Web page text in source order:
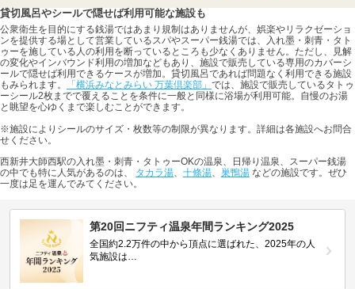
貸切風呂やシールで隠せば利用可能な施設も
公衆衛生を目的にする銭湯ではあまり規制はありませんが、娯楽やリラクゼーショ
ンを提供する場として営業しているスパやスーパー銭湯では、入れ墨・刺青・タト
ゥーを施している人の利用を断っているところも少なくありません。ただし、見解
の変化やインバウンド利用の増加などもあり、施設で販売している専用のカバーシ
ールで隠せば利用できるケースが増加。貸切風呂であれば問題なく利用できる施設
もみられます。
「横浜みなとみらい 万葉倶楽部」 では、施設で販売しているタトゥ
ーシール2枚までで覆えることを条件に一般と同様に浴場が利用可能。自慢のお湯
と眺望を心ゆくまで楽しむことができます。
※施設によりシールのサイズ・枚数等の制限が異なります。詳細は各施設へお問合
せください。
西新井大師西駅の入れ墨・刺青・タトゥーOKの温泉、日帰り温泉、スーパー銭湯
の中でも特に人気があるのは、 タカラ湯、 十條湯、 巣鴨湯 などの施設です。ぜひ
一度は足を運んでみてください。
第20回ニフティ温泉年間ランキング2025
全国約2.2万件の中から頂点に選ばれた、2025年の人
気施設は…